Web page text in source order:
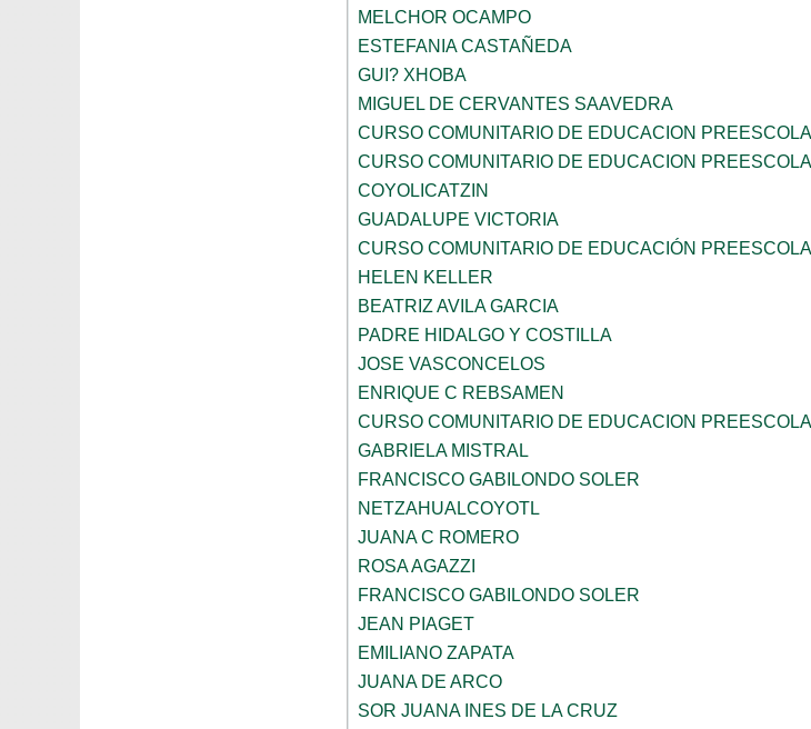
MELCHOR OCAMPO
ESTEFANIA CASTAÑEDA
GUI? XHOBA
MIGUEL DE CERVANTES SAAVEDRA
CURSO COMUNITARIO DE EDUCACION
CURSO COMUNITARIO DE EDUCACION
COYOLICATZIN
GUADALUPE VICTORIA
CURSO COMUNITARIO DE EDUCACIÓN
HELEN KELLER
BEATRIZ AVILA GARCIA
PADRE HIDALGO Y COSTILLA
JOSE VASCONCELOS
ENRIQUE C REBSAMEN
CURSO COMUNITARIO DE EDUCACION
GABRIELA MISTRAL
FRANCISCO GABILONDO SOLER
NETZAHUALCOYOTL
JUANA C ROMERO
ROSA AGAZZI
FRANCISCO GABILONDO SOLER
JEAN PIAGET
EMILIANO ZAPATA
JUANA DE ARCO
SOR JUANA INES DE LA CRUZ